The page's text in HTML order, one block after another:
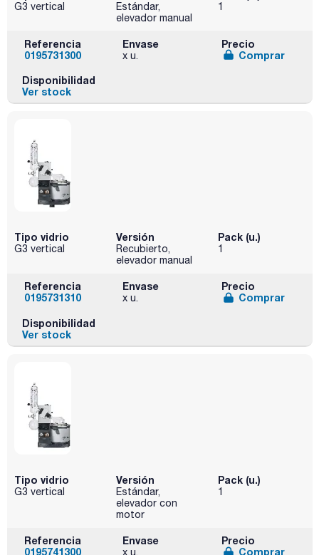
G3 vertical
Estándar,
elevador manual
1
Referencia
0195731300
Envase
x u.
Precio
Comprar
Disponibilidad
Ver stock
Tipo vidrio
G3 vertical
Versión
Recubierto,
elevador manual
Pack (u.)
1
Referencia
0195731310
Envase
x u.
Precio
Comprar
Disponibilidad
Ver stock
Tipo vidrio
G3 vertical
Versión
Estándar,
elevador con
motor
Pack (u.)
1
Referencia
0195741300
Envase
x u.
Precio
Comprar